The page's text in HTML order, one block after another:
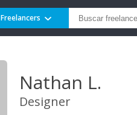
Freelancers
Nathan L.
Designer